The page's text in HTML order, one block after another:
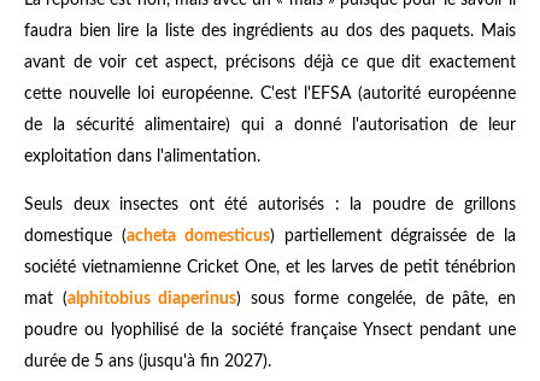
faudra bien lire la liste des ingrédients au dos des paquets. Mais
avant de voir cet aspect, précisons déjà ce que dit exactement
cette nouvelle loi européenne. C'est l'EFSA (autorité européenne
de la sécurité alimentaire) qui a donné l'autorisation de leur
exploitation dans l'alimentation.
Seuls deux insectes ont été autorisés : la poudre de grillons
domestique (acheta domesticus) partiellement dégraissée de la
société vietnamienne Cricket One, et les larves de petit ténébrion
mat (alphitobius diaperinus) sous forme congelée, de pâte, en
poudre ou lyophilisé de la société française Ynsect pendant une
durée de 5 ans (jusqu'à fin 2027).